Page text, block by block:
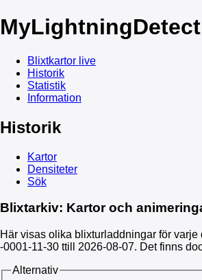
My
Blixtkartor live
Historik
Statistik
Information
Historik
Kartor
Densiteter
Sök
Blixtarkiv: Kartor och
Här visas olika blixturladdningar för
-0001-11-30 ttill 2026-08-07. Det finns
Alternativ